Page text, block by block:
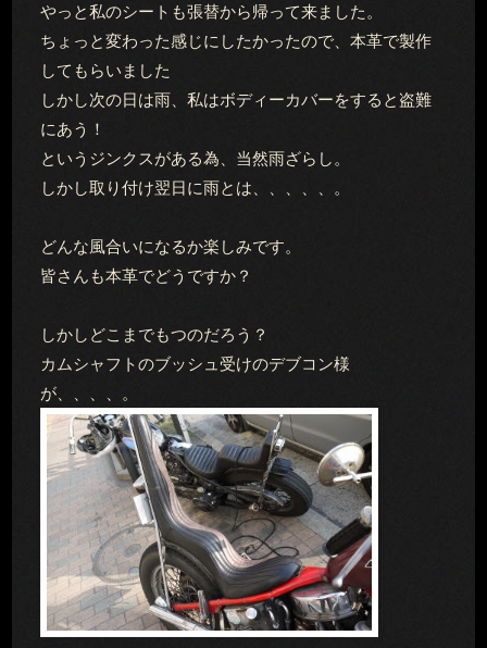
やっと私のシートも張替から帰って来ました。
ちょっと変わった感じにしたかったので、本革で製作
してもらいました
しかし次の日は雨、私はボディーカバーをすると盗難
にあう！
というジンクスがある為、当然雨ざらし。
しかし取り付け翌日に雨とは、、、、、。
どんな風合いになるか楽しみです。
皆さんも本革でどうですか？
しかしどこまでもつのだろう？
カムシャフトのブッシュ受けのデブコン様
が、、、、。